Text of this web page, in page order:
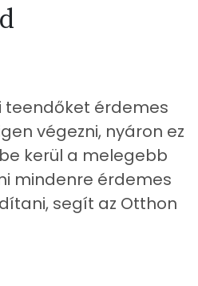
teendőket érdemes
végezni, nyáron ez
kerül a melegebb
mindenre érdemes
segít az Otthon